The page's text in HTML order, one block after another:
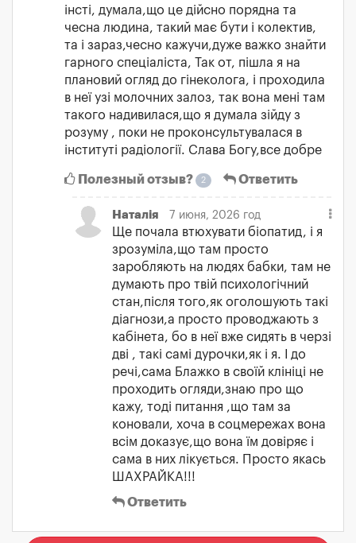
інсті, думала,що це дійсно порядна та
чесна людина, такий має бути і колектив,
та і зараз,чесно кажучи,дуже важко знайти
гарного спеціаліста, Так от, пішла я на
плановий огляд до гінеколога, і проходила
в неї узі молочних залоз, так вона мені там
такого надивилася,що я думала зійду з
розуму , поки не проконсультувалася в
інституті радіології. Слава Богу,все добре
Полезный отзыв? 2 Ответить
Наталія 7 июня, 2026 год
Ще почала втюхувати біопатид, і я
зрозуміла,що там просто
заробляють на людях бабки, там не
думають про твій психологічний
стан,після того,як оголошують такі
діагнози,а просто проводжають з
кабінета, бо в неї вже сидять в черзі
дві , такі самі дурочки,як і я. І до
речі,сама Блажко в своїй клініці не
проходить огляди,знаю про що
кажу, тоді питання ,що там за
коновали, хоча в соцмережах вона
всім доказує,що вона їм довіряє і
сама в них лікується. Просто якась
ШАХРАЙКА!!!
Ответить